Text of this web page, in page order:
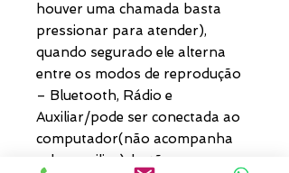
houver uma chamada basta
pressionar para atender),
quando segurado ele alterna
entre os modos de reprodução
– Bluetooth, Rádio e
Auxiliar/pode ser conectada ao
computador(não acompanha
cabo auxiliar); botão + avança a